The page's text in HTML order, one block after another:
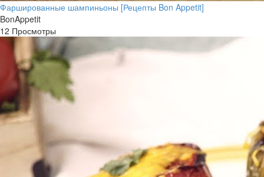
Фаршированные шампиньоны [Рецепты Bon Appetit]
BonAppetit
12 Просмотры